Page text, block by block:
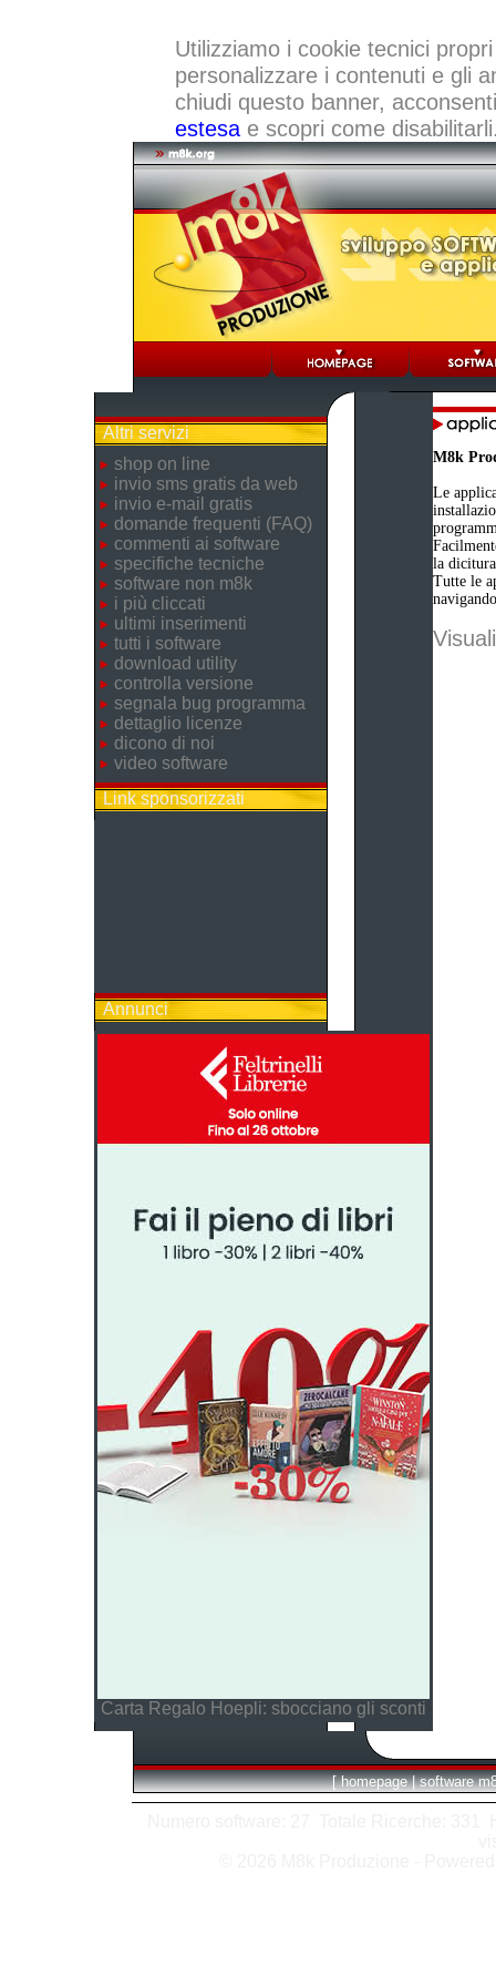
Utilizziamo i cookie tecnici
personalizzare i contenuti e gli
chiudi questo banner,
estesae scopri come
Altri servizi
shop on line
invio sms gratis da web
invio e-mail gratis
domande frequenti (FAQ)
commenti ai software
specifiche tecniche
software non m8k
i più cliccati
ultimi inserimenti
tutti i software
download utility
controlla versione
segnala bug programma
dettaglio licenze
dicono di noi
video software
Link sponsorizzati
Annunci
Carta Regalo Hoepli: sbocciano gli sconti
M8k
Le
la
Tutte le
[ homepage | software